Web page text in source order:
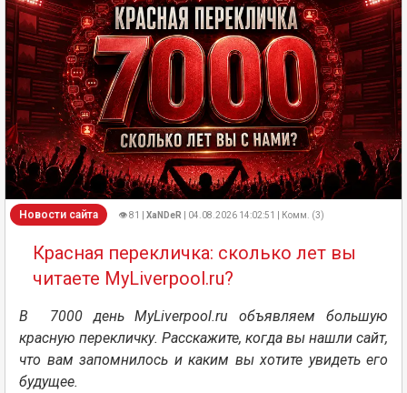
Новости сайта 👁 81 | XaNDeR | 04.08.2026 14:02:51 | Комм. (3)
Красная перекличка: сколько лет вы
читаете MyLiverpool.ru?
В 7000 день MyLiverpool.ru объявляем большую
красную перекличку. Расскажите, когда вы нашли сайт,
что вам запомнилось и каким вы хотите увидеть его
будущее.